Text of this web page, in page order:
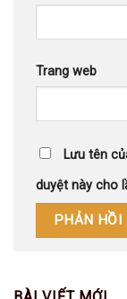
Trang web
Lưu tên
duyệt này cho